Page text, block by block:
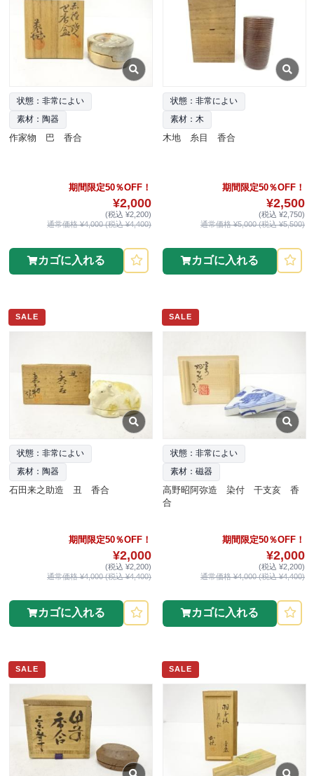
状態：非常によい
素材：陶器
作家物 巴 香合
期間限定50％OFF！
¥2,000
(税込 ¥2,200)
通常価格 ¥4,000 (税込 ¥4,400)
カゴに入れる
状態：非常によい
素材：木
木地 糸目 香合
期間限定50％OFF！
¥2,500
(税込 ¥2,750)
通常価格 ¥5,000 (税込 ¥5,500)
カゴに入れる
SALE
状態：非常によい
素材：陶器
石田来之助造 丑 香合
期間限定50％OFF！
¥2,000
(税込 ¥2,200)
通常価格 ¥4,000 (税込 ¥4,400)
カゴに入れる
SALE
状態：非常によい
素材：磁器
高野昭阿弥造 染付 干支亥 香
合
期間限定50％OFF！
¥2,000
(税込 ¥2,200)
通常価格 ¥4,000 (税込 ¥4,400)
カゴに入れる
SALE SALE